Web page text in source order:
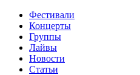
Фестивали
Концерты
Группы
Лайвы
Новости
Статьи